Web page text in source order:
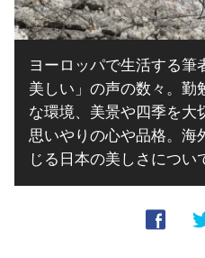
ヨーロッパで生活する筆
美しい」の声の数々。勤
な環境、美景や四季を大
思いやりの心や品格。海
じる日本の美しさについ